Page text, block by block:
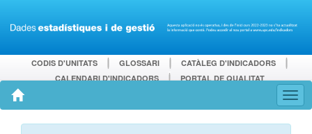
CODIS D'UNITATS GLOSSARI
CATÀLEG D'INDICADORS
CALENDARI D'INDICADORS
PORTAL DE QUALITAT